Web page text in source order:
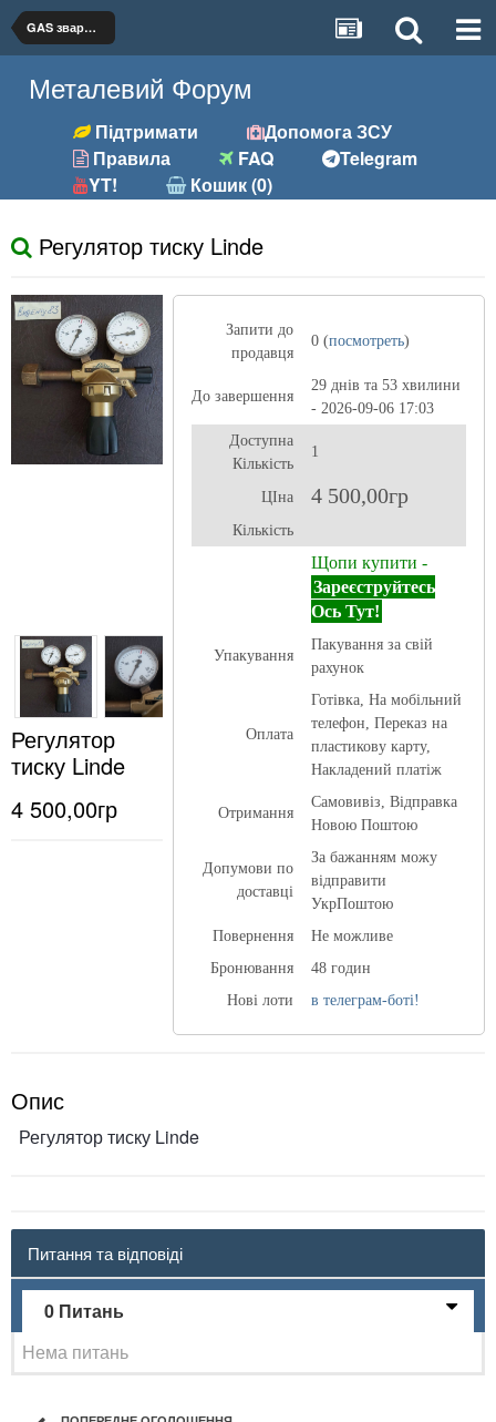
GAS зварювання
Металевий Форум
Підтримати
Допомога ЗСУ
Правила
FAQ
Telegram
YT!
Кошик (0)
Регулятор тиску Linde
Регулятор
тиску Linde
4 500,00гр
Запити до
продавця
0 (посмотреть)
До завершення
29 днів та 53 хвилини
- 2026-09-06 17:03
Доступна
Кількість
1
ЦІна 4 500,00гр
Кількість
Щопи купити -
Зареєструйтесь
Ось Тут!
Упакування
Пакування за свій
рахунок
Оплата
Готівка, На мобільний
телефон, Переказ на
пластикову карту,
Накладений платіж
Отримання
Самовивіз, Відправка
Новою Поштою
Допумови по
доставці
За бажанням можу
відправити
УкрПоштою
Повернення
Не можливе
Бронювання
48 годин
Нові лоти
в телеграм-боті!
Опис
Регулятор тиску Linde
Питання та відповіді
0 Питань
Нема питань